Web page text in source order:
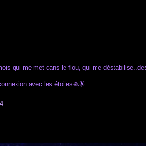
qui me met dans le flou, qui me
avec les étoiles🙏🌟.